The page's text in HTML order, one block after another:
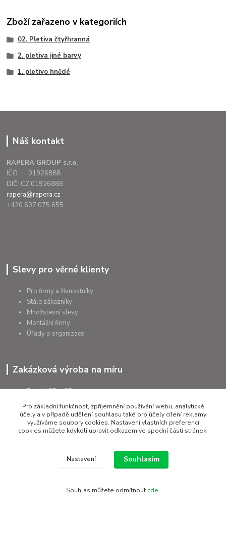
Zboží zařazeno v kategoriích
02. Pletiva čtyřhranná
2. pletiva jiné barvy
1. pletivo hnědé
Náš kontakt
RAPERA GROUP s.r.o.
IČO: 01926888
DIČ: CZ 01926888
rapera@rapera.cz
+420 607 075 655
Slevy pro věrné klienty
Pro firmy a živnostníky
Stále zákazníky
Množstevní slevy
Montážní firmy
Úřady a organizace
Zakázková výroba na míru
Panely 2D a 3D
Kované ploty
Brány a branky na míru
Sloupky kulaté a čtyřhranné
Podhrabové desky
Pro základní funkčnost, zpříjemnění používání webu, analytické
účely a v případě udělení souhlasu také pro účely cílení reklamy
využíváme soubory cookies. Nastavení vlastních preferencí
cookies můžete kdykoli upravit odkazem ve spodní části stránek.
Nastavení Souhlasím
Souhlas můžete odmítnout zde.